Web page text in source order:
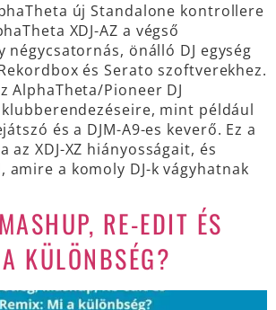
új Standalone kontrollere
XDJ-AZ a végső
négycsatornás, önálló DJ egység
és Serato szoftverekhez.
AlphaTheta/Pioneer DJ
mint például
és a DJM-A9-es keverő. Ez a
az XDJ-XZ hiányosságait, és
amire a komoly DJ-k vágyhatnak
RE-EDIT ÉS
KÜLÖNBSÉG?